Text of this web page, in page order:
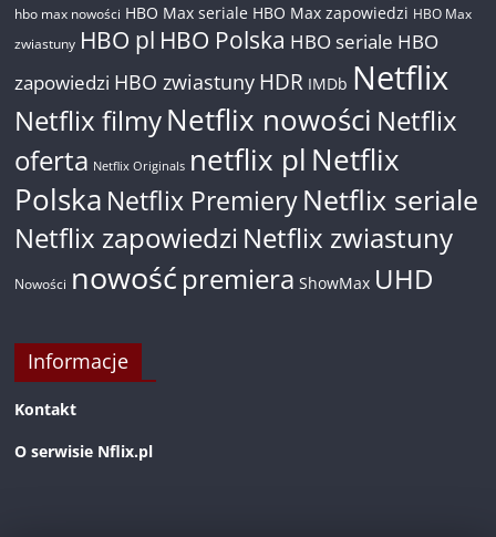
hbo max nowości HBO Max seriale HBO Max zapowiedzi HBO Max
zwiastuny HBO pl HBO Polska HBO seriale HBO
zapowiedzi HBO zwiastuny HDR IMDb Netflix
Netflix filmyNetflix nowości Netflix
oferta Netflix Originals netflix pl Netflix
Polska Netflix PremieryNetflix seriale
Netflix zapowiedzi Netflix zwiastuny
Nowości nowość premiera ShowMax UHD
Informacje
Kontakt
O serwisie Nflix.pl